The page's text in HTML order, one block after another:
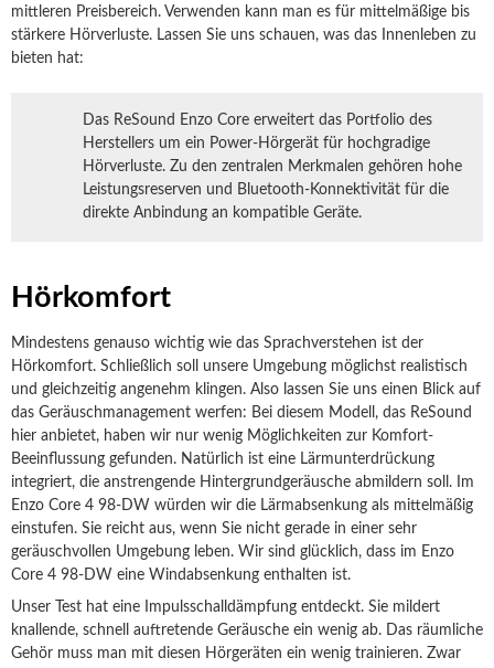
mittleren Preisbereich. Verwenden kann man es für mittelmäßige bis
stärkere Hörverluste. Lassen Sie uns schauen, was das Innenleben zu
bieten hat:
Das ReSound Enzo Core erweitert das Portfolio des
Herstellers um ein Power-Hörgerät für hochgradige
Hörverluste. Zu den zentralen Merkmalen gehören hohe
Leistungsreserven und Bluetooth-Konnektivität für die
direkte Anbindung an kompatible Geräte.
Hörkomfort
Mindestens genauso wichtig wie das Sprachverstehen ist der
Hörkomfort. Schließlich soll unsere Umgebung möglichst realistisch
und gleichzeitig angenehm klingen. Also lassen Sie uns einen Blick auf
das Geräuschmanagement werfen: Bei diesem Modell, das ReSound
hier anbietet, haben wir nur wenig Möglichkeiten zur Komfort-
Beeinflussung gefunden. Natürlich ist eine Lärmunterdrückung
integriert, die anstrengende Hintergrundgeräusche abmildern soll. Im
Enzo Core 4 98-DW würden wir die Lärmabsenkung als mittelmäßig
einstufen. Sie reicht aus, wenn Sie nicht gerade in einer sehr
geräuschvollen Umgebung leben. Wir sind glücklich, dass im Enzo
Core 4 98-DW eine Windabsenkung enthalten ist.
Unser Test hat eine Impulsschalldämpfung entdeckt. Sie mildert
knallende, schnell auftretende Geräusche ein wenig ab. Das räumliche
Gehör muss man mit diesen Hörgeräten ein wenig trainieren. Zwar